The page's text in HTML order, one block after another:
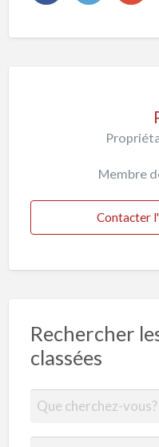
Membre
Contacter
Rechercher
classées